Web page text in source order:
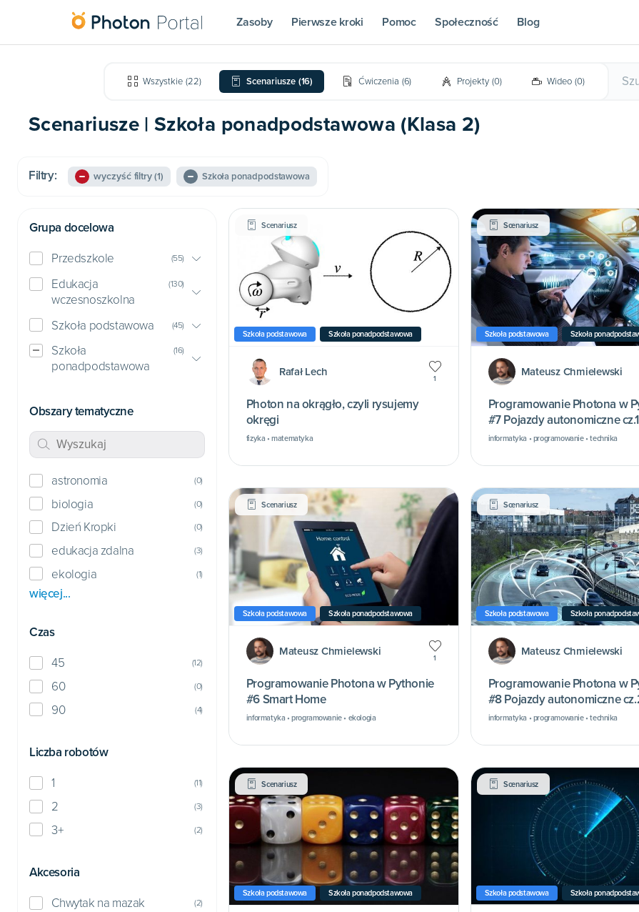
Zasoby Pierwsze kroki Pomoc Społeczność Blog
Wszystkie (22) Scenariusze (16) Ćwiczenia (6) Projekty (0) Wideo (0)
Scenariusze | Szkoła ponadpodstawowa (Klasa 2)
Filtry: wyczyść filtry(1) Szkoła ponadpodstawowa
Grupa docelowa
Przedszkole (55)
Edukacja
wczesnoszkolna
(130)
Szkoła podstawowa (45)
Szkoła
ponadpodstawowa
(16)
Obszary tematyczne
astronomia (0)
biologia (0)
Dzień Kropki (0)
edukacja zdalna (3)
ekologia (1)
więcej...
Czas
45 (12)
60 (0)
90 (4)
Liczba robotów
1 (11)
2 (3)
3+ (2)
Akcesoria
Chwytak na mazak (2)
Scenariusz
Szkoła podstawowa Szkoła ponadpodstawowa
Rafał Lech
1
Photon na okrągło, czyli rysujemy
okręgi
fizyka • matematyka
Scenariusz
Szkoła podstawowa Szkoła
Mateusz Chmielewski
Programowanie Photona w
#7 Pojazdy autonomiczne cz.1
informatyka • programowanie • technika
Scenariusz
Szkoła podstawowa Szkoła ponadpodstawowa
Mateusz Chmielewski
1
Programowanie Photona w Pythonie
#6 Smart Home
informatyka • programowanie • ekologia
Scenariusz
Szkoła podstawowa Szkoła
Mateusz Chmielewski
Programowanie Photona w
#8 Pojazdy autonomiczne
informatyka • programowanie • technika
Scenariusz
Szkoła podstawowa Szkoła ponadpodstawowa
Scenariusz
Szkoła podstawowa Szkoła